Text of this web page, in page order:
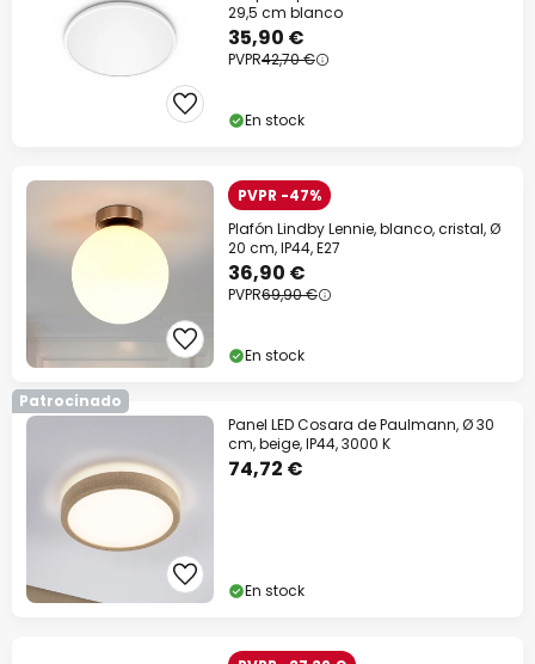
29,5 cm blanco
35,90 €
PVPR42,70 €
En stock
PVPR -47%
Plafón Lindby Lennie, blanco, cristal, Ø
20 cm, IP44, E27
36,90 €
PVPR69,90 €
En stock
Patrocinado
Panel LED Cosara de Paulmann, Ø 30
cm, beige, IP44, 3000 K
74,72 €
En stock